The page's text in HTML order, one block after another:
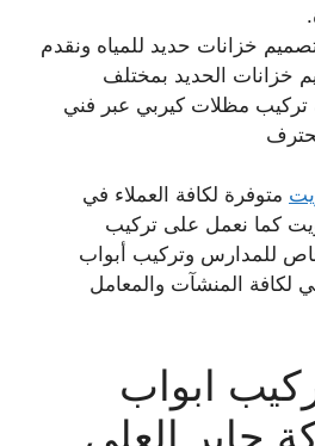
خزانات حديد للمياه ونقدم
خزانات الحديد بمختلف
تركيب مظلات كيربي عبر فني
متوفرة لكافة العملاء في
كما نعمل على تركيب
للمدارس وتركيب أبواب
لكافة المنشآت والمعامل
ابواب
جابر العلي